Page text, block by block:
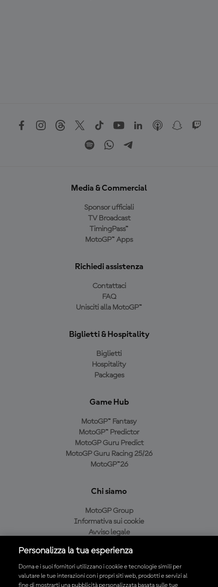
Media & Commercial
Sponsor ufficiali
TV Broadcast
TimingPass™
MotoGP™ Apps
Richiedi assistenza
Contattaci
FAQ
Unisciti alla MotoGP™
Biglietti & Hospitality
Biglietti
Hospitality
Packages
Game Hub
MotoGP™ Fantasy
MotoGP™ Predictor
MotoGP Guru Predict
MotoGP Guru Racing 25/26
MotoGP™26
Chi siamo
MotoGP Group
Informativa sui cookie
Avviso legale
Condizioni di acquisto
Personalizza la tua esperienza
Dorna e i suoi fornitori utilizzano i cookie e tecnologie simili per
valutare le tue interazioni con i propri siti web, prodotti e servizi al
fine di mostrarti una pubblicità personalizzata basata sulle tue